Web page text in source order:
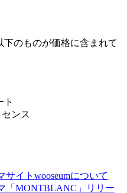
のものが価格に含まれて
ト
ンス
サイトwooseumについて
「MONTBLANC」リリー